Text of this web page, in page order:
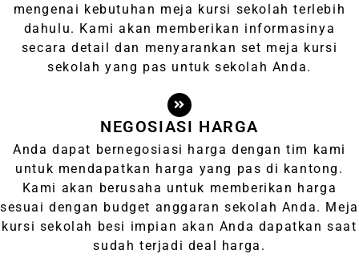
mengenai kebutuhan meja kursi sekolah terlebih
dahulu. Kami akan memberikan informasinya
secara detail dan menyarankan set meja kursi
sekolah yang pas untuk sekolah Anda.
NEGOSIASI HARGA
Anda dapat bernegosiasi harga dengan tim kami
untuk mendapatkan harga yang pas di kantong.
Kami akan berusaha untuk memberikan harga
sesuai dengan budget anggaran sekolah Anda. Meja
kursi sekolah besi impian akan Anda dapatkan saat
sudah terjadi deal harga.